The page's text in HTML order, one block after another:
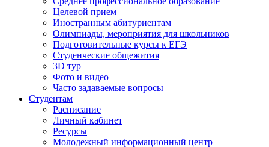
Целевой прием
Иностранным абитуриентам
Олимпиады, мероприятия для школьников
Подготовительные курсы к ЕГЭ
Студенческие общежития
3D тур
Фото и видео
Часто задаваемые вопросы
Студентам
Расписание
Личный кабинет
Ресурсы
Молодежный информационный центр